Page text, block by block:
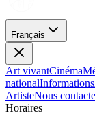
Français
Art vivantCinéma
nationalInformations
ArtisteNous
Horaires